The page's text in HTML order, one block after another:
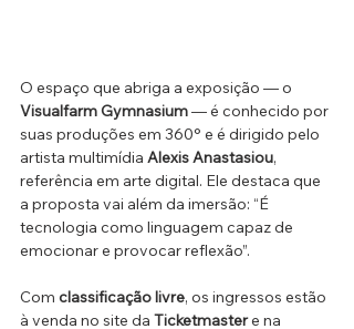
O espaço que abriga a exposição — o
Visualfarm Gymnasium — é conhecido por
suas produções em 360° e é dirigido pelo
artista multimídia Alexis Anastasiou,
referência em arte digital. Ele destaca que
a proposta vai além da imersão: “É
tecnologia como linguagem capaz de
emocionar e provocar reflexão”.
Com classificação livre, os ingressos estão
à venda no site da Ticketmaster e na